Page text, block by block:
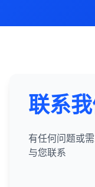
联系
有任何问题或
与您联系